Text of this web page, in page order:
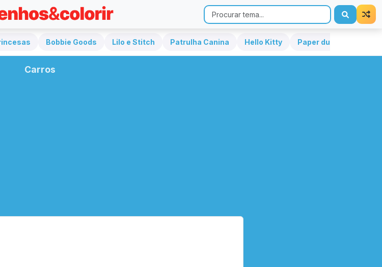
Bobbie Goods Lilo e Stitch Patrulha Canina Hello Kitty Paper duck
Carros